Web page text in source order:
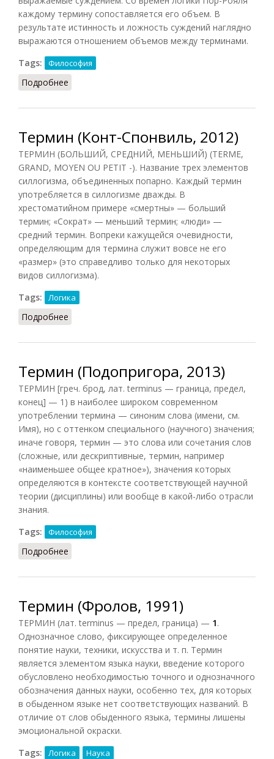
каждому термину сопоставляется его объем. В
результате истинность и ложность суждений наглядно
выражаются отношением объемов между терминами.
Tags:
Философия
Подробнее
Термин (Конт-Спонвиль, 2012)
ТЕРМИН (БОЛЬШИЙ, СРЕДНИЙ, МЕНЬШИЙ) (TERME,
GRAND, MOYEN OU PETIT -). Название трех элементов
силлогизма, объединенных попарно. Каждый термин
употребляется в силлогизме дважды. В
хрестоматийном примере «смертны» — больший
термин; «Сократ» — меньший термин; «люди» —
средний термин. Вопреки кажущейся очевидности,
определяющим для термина служит вовсе не его
«размер» (это справедливо только для некоторых
видов силлогизма).
Tags:
Логика
Подробнее
Термин (Подопригора, 2013)
ТЕРМИН [греч. брод, лат. terminus — граница, предел,
конец] — 1) в наиболее широком современном
употреблении термина — синоним слова (имени, см.
Имя), но с оттенком специального (научного) значения;
иначе говоря, термин — это слова или сочетания слов
(сложные, или дескриптивные, термин, например
«наименьшее общее кратное»), значения которых
определяются в контексте соответствующей научной
теории (дисциплины) или вообще в какой-либо отрасли
знания.
Tags:
Философия
Подробнее
Термин (Фролов, 1991)
ТЕРМИН (лат. terminus — предел, граница) — 1.
Однозначное слово, фиксирующее определенное
понятие науки, техники, искусства и т. п. Термин
является элементом языка науки, введение которого
обусловлено необходимостью точного и однозначного
обозначения данных науки, особенно тех, для которых
в обыденном языке нет соответствующих названий. В
отличие от слов обыденного языка, термины лишены
эмоциональной окраски.
Tags:
Логика Наука